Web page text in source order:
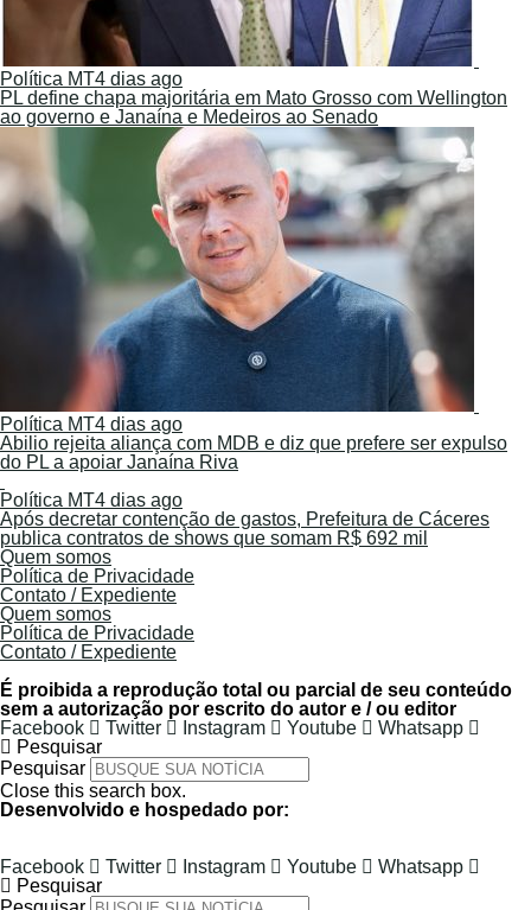
Política MT4 dias ago
PL define chapa majoritária em Mato Grosso com Wellington
ao governo e Janaína e Medeiros ao Senado
Política MT4 dias ago
Abilio rejeita aliança com MDB e diz que prefere ser expulso
do PL a apoiar Janaína Riva
Política MT4 dias ago
Após decretar contenção de gastos, Prefeitura de Cáceres
publica contratos de shows que somam R$ 692 mil
Quem somos
Política de Privacidade
Contato / Expediente
Quem somos
Política de Privacidade
Contato / Expediente
É proibida a reprodução total ou parcial de seu conteúdo
sem a autorização por escrito do autor e / ou editor
Facebook
Twitter Instagram Youtube
Whatsapp
Pesquisar
Pesquisar
Close this search box.
Desenvolvido e hospedado por:
Facebook Twitter Instagram Youtube
Whatsapp
Pesquisar